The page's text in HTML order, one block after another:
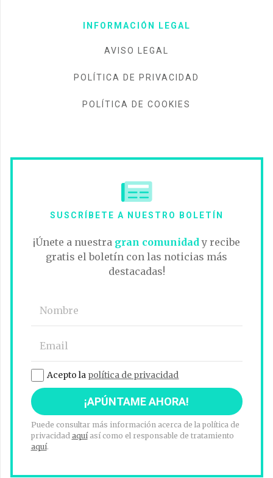
INFORMACIÓN LEGAL
AVISO LEGAL
POLÍTICA DE PRIVACIDAD
POLÍTICA DE COOKIES
SUSCRÍBETE A NUESTRO BOLETÍN
¡Únete a nuestra gran comunidad y recibe
gratis el boletín con las noticias más
destacadas!
Acepto la política de privacidad
Puede consultar más información acerca de la política de
privacidad aquíasí como el responsable de tratamiento
aquí.